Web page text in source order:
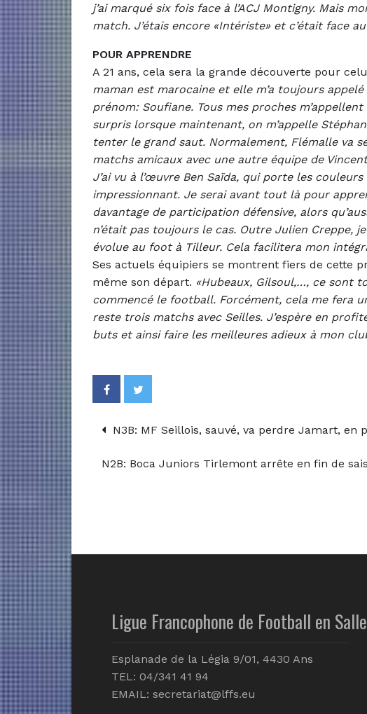
j’ai marqué six fois face à l’ACJ Montigny. Mais
match. J’étais encore «Intériste» et c’était face
POUR APPRENDRE
A 21 ans, cela sera la grande découverte pour
maman est marocaine et elle m’a toujours
prénom: Soufiane. Tous mes proches
surpris lorsque maintenant, on m’appelle
tenter le grand saut. Normalement, Flémalle va
matchs amicaux avec une autre équipe de
J’ai vu à l’œuvre Ben Saïda, qui porte les couleurs
impressionnant. Je serai avant tout là pour
davantage de participation défensive, alors
n’était pas toujours le cas. Outre Julien Creppe,
évolue au foot à Tilleur. Cela facilitera mon
Ses actuels équipiers se montrent fiers de cette
même son départ. «Hubeaux, Gilsoul,…, ce sont
commencé le football. Forcément, cela me fera
reste trois matchs avec Seilles. J’espère en
buts et ainsi faire les meilleures adieux à mon
N3B: MF Seillois, sauvé, va perdre Jamart, en
N2B: Boca Juniors Tirlemont arrête en fin de
Ligue Francophone de Football en Salle
Esplanade de la Légia 9/01, 4430 Ans
TEL: 04/341 41 94
EMAIL: secretariat@lffs.eu